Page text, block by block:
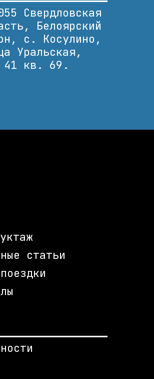
Свердловская
Белоярский
с. Косулино,
Уральская,
41 кв. 69.
статьи